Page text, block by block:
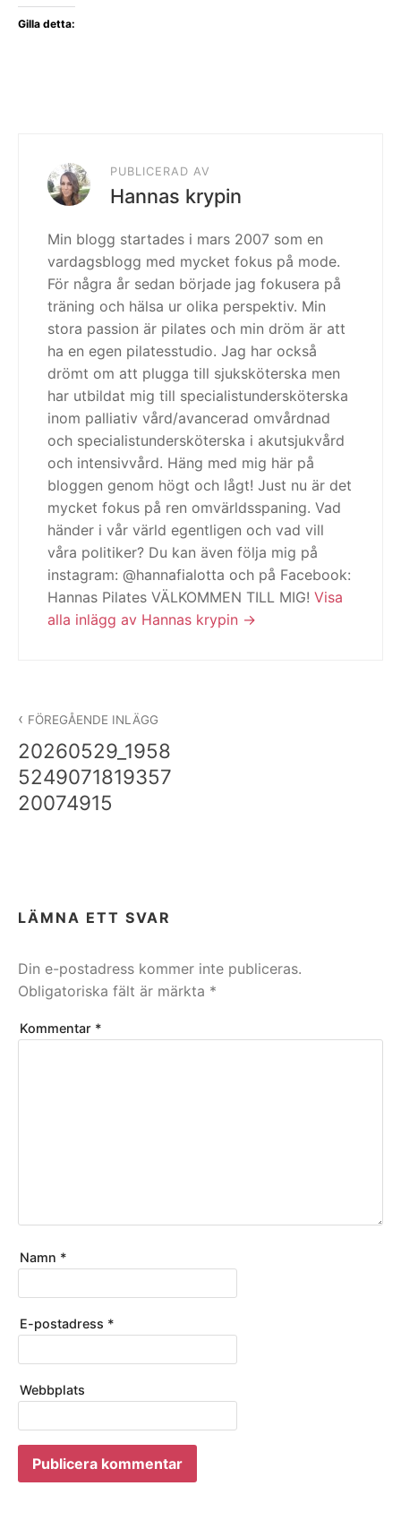
Gilla detta:
PUBLICERAD AV
Hannas krypin
Min blogg startades i mars 2007 som en
vardagsblogg med mycket fokus på mode.
För några år sedan började jag fokusera på
träning och hälsa ur olika perspektiv. Min
stora passion är pilates och min dröm är att
ha en egen pilatesstudio. Jag har också
drömt om att plugga till sjuksköterska men
har utbildat mig till specialistundersköterska
inom palliativ vård/avancerad omvårdnad
och specialistundersköterska i akutsjukvård
och intensivvård. Häng med mig här på
bloggen genom högt och lågt! Just nu är det
mycket fokus på ren omvärldsspaning. Vad
händer i vår värld egentligen och vad vill
våra politiker? Du kan även följa mig på
instagram: @hannafialotta och på Facebook:
Hannas Pilates VÄLKOMMEN TILL MIG! Visa
alla inlägg av Hannas krypin
FÖREGÅENDE INLÄGG
20260529_1958
5249071819357
20074915
LÄMNA ETT SVAR
Din e-postadress kommer inte publiceras.
Obligatoriska fält är märkta *
Kommentar *
Namn *
E-postadress *
Webbplats